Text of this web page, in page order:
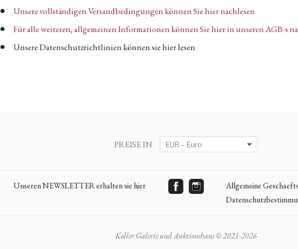
Unsere vollständigen Versandbedingungen können Sie hier nachlesen
Für alle weiteren, allgemeinen Informationen können Sie hier in unseren AGB-s
Unsere Datenschutzrichtlinien können sie hier lesen
PREISE IN
Unseren NEWSLETTER erhalten sie hier
Allgemeine
Koller Galerie und Auktionshaus © 2021-2026